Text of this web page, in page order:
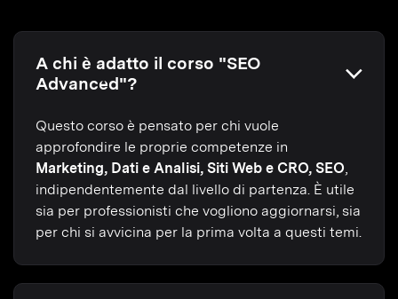
A chi è adatto il corso "SEO
Advanced"?
Questo corso è pensato per chi vuole
approfondire le proprie competenze in
Marketing, Dati e Analisi, Siti Web e CRO, SEO
indipendentemente dal livello di partenza. È utile
sia per professionisti che vogliono aggiornarsi, sia
per chi si avvicina per la prima volta a questi temi.